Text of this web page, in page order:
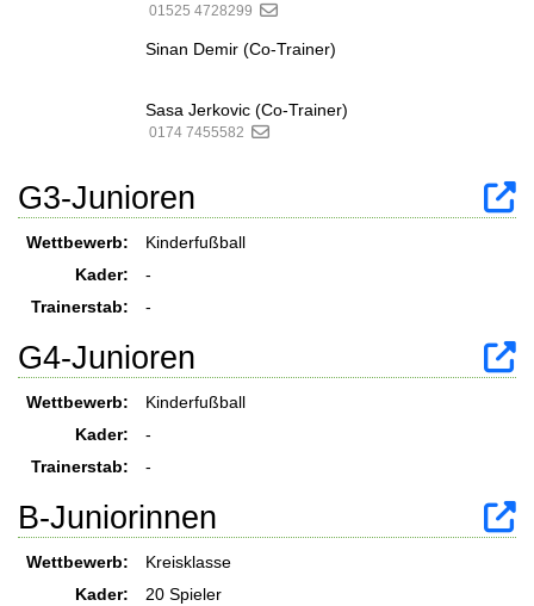
01525 4728299
Sinan Demir (Co-Trainer)
Sasa Jerkovic (Co-Trainer)
0174 7455582
G3-Junioren
Wettbewerb:
Kinderfußball
Kader:
-
Trainerstab:
-
G4-Junioren
Wettbewerb:
Kinderfußball
Kader:
-
Trainerstab:
-
B-Juniorinnen
Wettbewerb:
Kreisklasse
Kader:
20 Spieler